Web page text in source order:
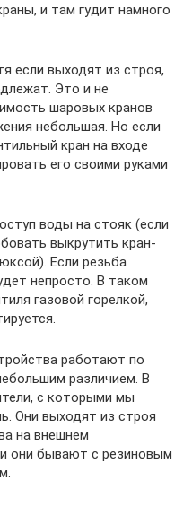
и там гудит намного
если выходят из строя,
Это и не
шаровых кранов
небольшая. Но если
кран на входе
его своими руками
воды на стояк (если
выкрутить кран-
Если резьба
непросто. В таком
газовой горелкой,
работают по
различием. В
с которыми мы
Они выходят из строя
на внешнем
они бывают с резиновым